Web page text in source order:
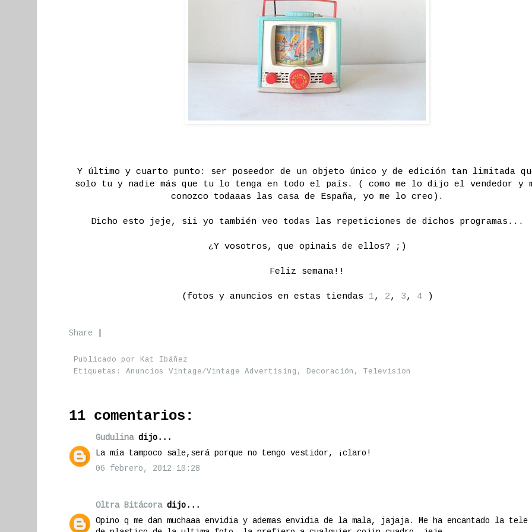
Y último y cuarto punto: ser poseedor de un objeto único y de edición tan limitada
solo tu y nadie más que tu lo tenga en todo el país. ( como me lo dijo el vendedor y
conozco todaaas las casa de España, yo me lo creo).
Dicho esto jeje, sii yo también veo todas las repeticiones de dichos programas...
¿Y vosotros, que opinais de ellos? ;)
Feliz semana!!
(fotos y anuncios en estas tiendas 1, 2, 3, 4)
Share
Publicado por Kat Ibáñez
Etiquetas: Anuncios Vintage/Vintage Advertising , Decoración , Television
11 comentarios:
Gudulinadijo...
La mía tampoco sale,será porque no tengo vestidor, ¡claro!
06 febrero, 2012 10:28
Oltra Bitácoradijo...
Opino q me dan muchaaa envidia y ademas envidia de la mala, jajaja. Me ha encantado la tele